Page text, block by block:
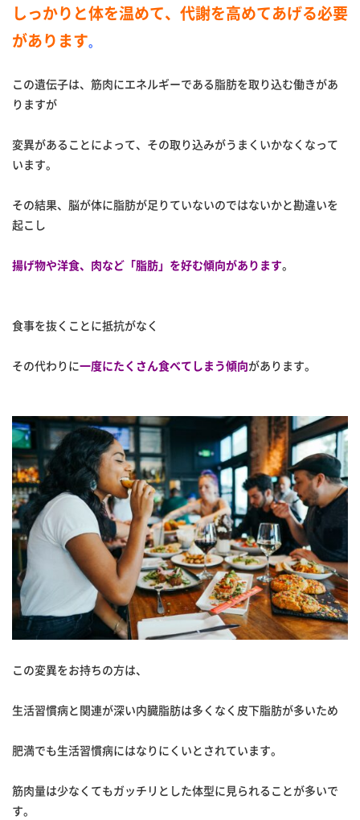
しっかりと体を温めて、代謝を高めてあげる必要
があります。
この遺伝子は、筋肉にエネルギーである脂肪を取り込む働きがあ
りますが
変異があることによって、その取り込みがうまくいかなくなって
います。
その結果、脳が体に脂肪が足りていないのではないかと勘違いを
起こし
揚げ物や洋食、肉など「脂肪」を好む傾向があります。
食事を抜くことに抵抗がなく
その代わりに一度にたくさん食べてしまう傾向があります。
この変異をお持ちの方は、
生活習慣病と関連が深い内臓脂肪は多くなく皮下脂肪が多いため
肥満でも生活習慣病にはなりにくいとされています。
筋肉量は少なくてもガッチリとした体型に見られることが多いで
す。